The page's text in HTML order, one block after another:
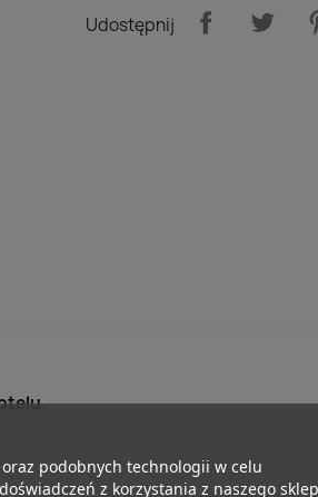
Udostępnij
podobnych technologii w celu
z korzystania z naszego